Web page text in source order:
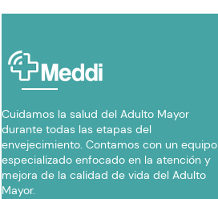
Cuidamos la salud del Adulto Mayor
durante todas las etapas del
envejecimiento. Contamos con un equipo
especializado enfocado en la atención y
mejora de la calidad de vida del Adulto
Mayor.